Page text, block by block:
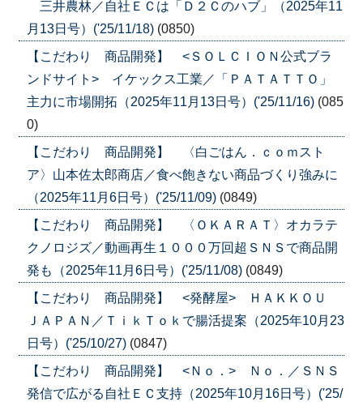
三井農林／自社ＥＣは「Ｄ２Ｃのハブ」（2025年11
月13日号）('25/11/18) (0850)
【こだわり 商品開発】 <ＳＯＬＣＩＯＮ公式ブラ
ンドサイト> イケックス工業／「ＰＡＴＡＴＴＯ」
主力に市場開拓（2025年11月13日号）('25/11/16) (085
0)
【こだわり 商品開発】 〈白ごはん．ｃｏｍスト
ア〉山本佐太郎商店／食べ飽きない商品づくり強みに
（2025年11月6日号）('25/11/09) (0849)
【こだわり 商品開発】 〈ＯＫＡＲＡＴ〉オカラテ
クノロジズ／動画再生１０００万回超ＳＮＳで商品開
発も（2025年11月6日号）('25/11/08) (0849)
【こだわり 商品開発】 <発酵屋> ＨＡＫＫＯＵ
ＪＡＰＡＮ／ＴｉｋＴｏｋで腸活提案（2025年10月23
日号）('25/10/27) (0847)
【こだわり 商品開発】 <Ｎｏ．> Ｎｏ．／ＳＮＳ
発信で広がる自社ＥＣ支持（2025年10月16日号）('25/